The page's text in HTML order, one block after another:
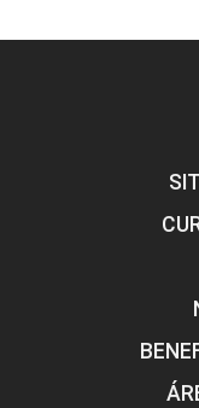
Segurança e
Evolução
que